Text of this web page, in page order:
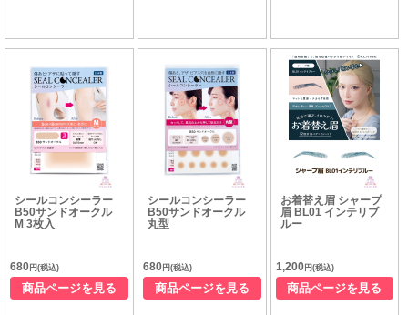
シールコンシーラー
B50サンドオークル
M 3枚入
680 円(税込)
商品ページを見る
シールコンシーラー
B50サンドオークル
丸型
680円(税込)
商品ページを見る
お着替え眉 シャープ
眉 BL01 インテリブ
ルー
1,200円(税込)
商品ページを見る